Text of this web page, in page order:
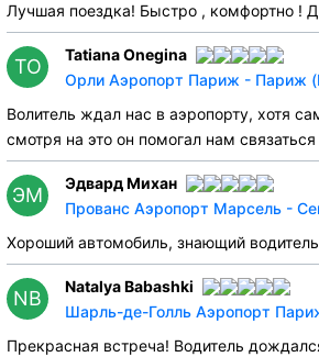
Лучшая поездка! Быстро , комфортно !
TO
Tatiana Onegina
Орли Аэропорт Париж - Париж
Волитель ждал нас в аэропорту, хотя
смотря на это он помогал нам
ЭМ
Эдвард Михан
Прованс Аэропорт Марсель -
Хороший автомобиль, знающий
NB
Natalya Babashki
Шарль-де-Голль Аэропорт
Прекрасная встреча! Водитель